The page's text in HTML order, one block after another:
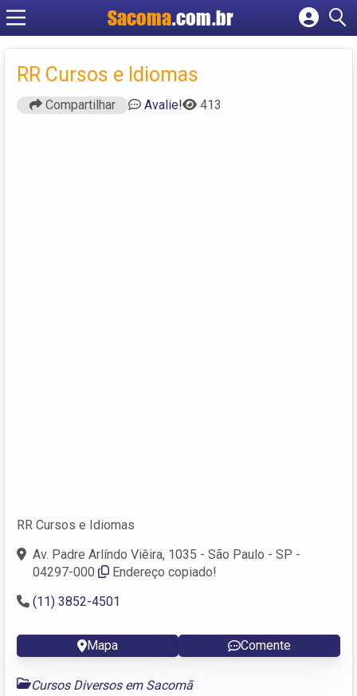
Sacoma.com.br
Cadastrar empresa
Criar conta
RR Cursos e Idiomas
Compartilhar Avalie! 413
RR Cursos e Idiomas
Av. Padre Arlíndo Viêira, 1035 - São Paulo - SP -
04297-000
Endereço copiado!
(11) 3852-4501
Mapa Comente
Cursos Diversos em Sacomã